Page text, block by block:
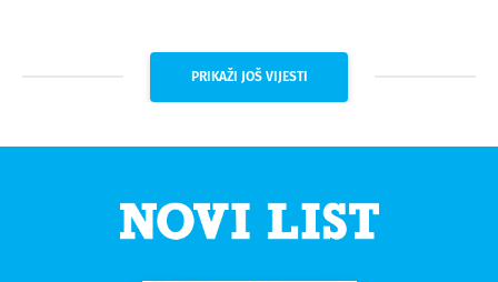
PRIKAŽI JOŠ VIJESTI